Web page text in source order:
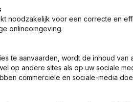
noodzakelijk voor een correcte en
onlineomgeving.
te aanvaarden, wordt de inhoud
op andere sites als op uw sociale
commerciële en sociale-media